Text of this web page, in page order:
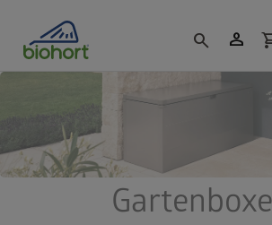
search person